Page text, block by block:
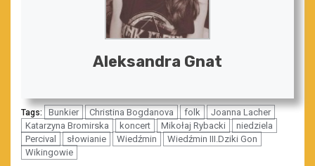
Aleksandra Gnat
Tags: Bunkier Christina Bogdanova folk
Joanna Lacher
Katarzyna Bromirska
koncert Mikołaj Rybacki
niedziela
Percival
słowianie Wiedźmin
Wiedźmin III.Dziki Gon
Wikingowie